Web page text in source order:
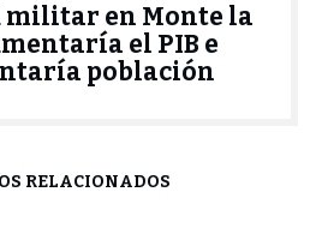
militar en Monte la
el PIB e
población
RELACIONADOS